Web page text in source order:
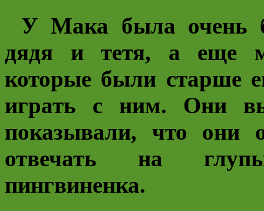
У Мака была очень
дядя и тетя, а еще
которые были старше
играть с ним. Они
показывали, что они
отвечать на
пингвиненка.